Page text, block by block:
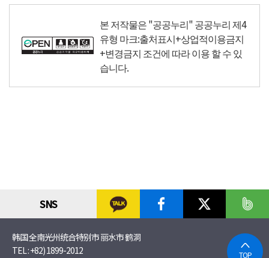
본 저작물은 "공공누리"공공누리 제4
유형 마크:출처표시+상업적이용금지
+변경금지 조건에 따라 이용 할 수 있
습니다.
SNS
TOP
韩国 全南光州统合特别市 丽水市 鹤洞
TEL :+82) 1899-2012